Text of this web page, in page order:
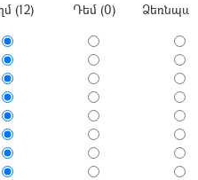
(12)
Դեմ (0)